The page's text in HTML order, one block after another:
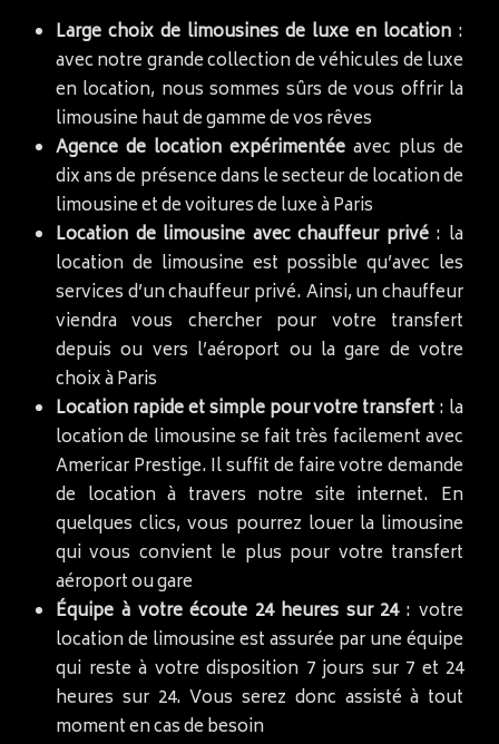
Large choix de limousines de luxe en location :
avec notre grande collection de véhicules de luxe
en location, nous sommes sûrs de vous offrir la
limousine haut de gamme de vos rêves
Agence de location expérimentée avec plus de
dix ans de présence dans le secteur de location de
limousine et de voitures de luxe à Paris
Location de limousine avec chauffeur privé: la
location de limousine est possible qu’avec les
services d’un chauffeur privé. Ainsi, un chauffeur
viendra vous chercher pour votre transfert
depuis ou vers l’aéroport ou la gare de votre
choix à Paris
Location rapide et simple pour votre transfert: la
location de limousine se fait très facilement avec
Americar Prestige. Il suffit de faire votre demande
de location à travers notre site internet. En
quelques clics, vous pourrez louer la limousine
qui vous convient le plus pour votre transfert
aéroport ou gare
Équipe à votre écoute 24 heures sur 24: votre
location de limousine est assurée par une équipe
qui reste à votre disposition 7 jours sur 7 et 24
heures sur 24. Vous serez donc assisté à tout
moment en cas de besoin